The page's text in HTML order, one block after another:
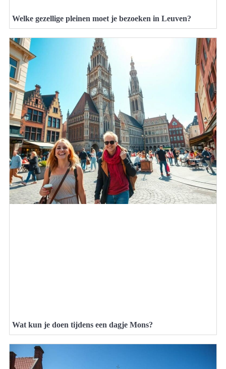
Welke gezellige pleinen moet je bezoeken in Leuven?
Wat kun je doen tijdens een dagje Mons?